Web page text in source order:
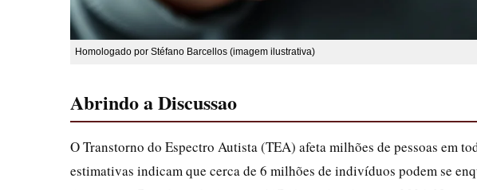
Homologado por Stéfano Barcellos (imagem ilustrativa)
Abrindo a Discussao
O Transtorno do Espectro Autista (TEA) afeta milhões de pessoas em
estimativas indicam que cerca de 6 milhões de indivíduos podem se